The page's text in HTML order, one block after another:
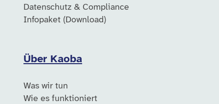
Datenschutz & Compliance
Infopaket (Download)
Über Kaoba
Was wir tun
Wie es funktioniert